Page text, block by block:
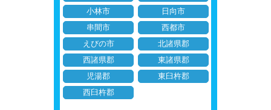
小林市
日向市
串間市
西都市
えびの市
北諸県郡
西諸県郡
東諸県郡
児湯郡
東臼杵郡
西臼杵郡